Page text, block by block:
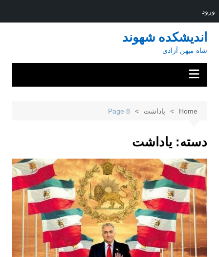
ورود
content
اندیشکده شهوند
شاه میهن آزادی
Home یاداشت Page 8
دسته: یاداشت